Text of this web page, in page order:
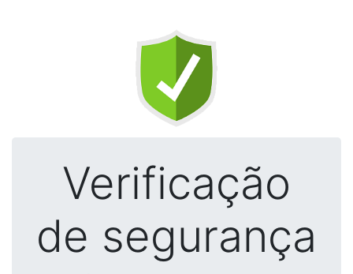
Verificação
de segurança